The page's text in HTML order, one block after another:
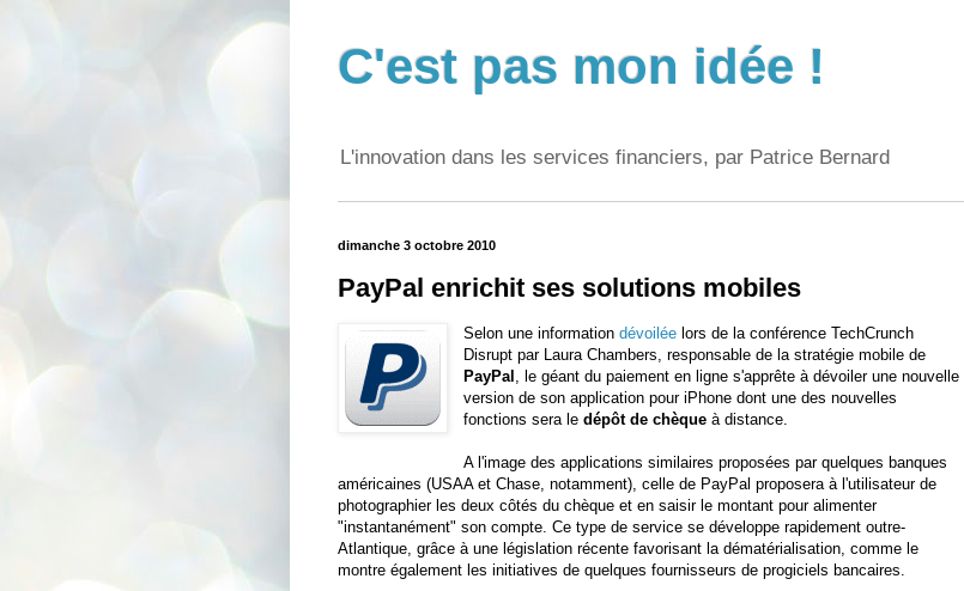
C'est pas mon idée !
L'innovation dans les services financiers, par Patrice Bernard
dimanche 3 octobre 2010
PayPal enrichit ses solutions mobiles
Selon une informationdévoilée lors de la conférence TechCrunch
Disrupt par Laura Chambers, responsable de la stratégie mobile de
PayPal , le géant du paiement en ligne s'apprête à dévoiler une nouvelle
version de son application pour iPhone dont une des nouvelles
fonctions sera ledépôt de chèque à distance.
A l'image des applications similaires proposées par quelques banques
américaines (USAA et Chase, notamment), celle de PayPal proposera à l'utilisateur de
photographier les deux côtés du chèque et en saisir le montant pour alimenter
"instantanément" son compte. Ce type de service se développe rapidement outre-
Atlantique, grâce à une législation récente favorisant la dématérialisation, comme le
montre également les initiatives de quelques fournisseurs de progiciels bancaires.